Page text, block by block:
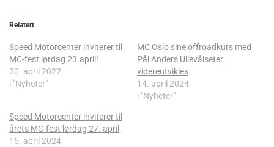
Relatert
Speed Motorcenter inviterer til
MC-fest lørdag 23.april!
20. april 2022
i "Nyheter"
MC Oslo sine offroadkurs med
Pål Anders Ullevålseter
videreutvikles
14. april 2024
i "Nyheter"
Speed Motorcenter inviterer til
årets MC-fest lørdag 27. april
15. april 2024